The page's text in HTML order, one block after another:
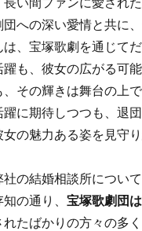
への深い愛情と共に
、宝塚歌劇を通じてだ
も、彼女の広がる可能
その輝きは舞台の上
に期待しつつも、退
の魅力ある姿を見守
の結婚相談所について
の通り、 宝塚歌劇団
たばかりの方々の多く